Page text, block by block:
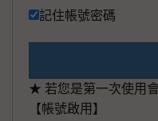
記住帳號密碼
★ 若您是第一次使用
【帳號啟用】